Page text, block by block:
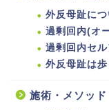
外反母趾につ
過剰回内(オ
過剰回内セ
外反母趾は
施術・メソッド